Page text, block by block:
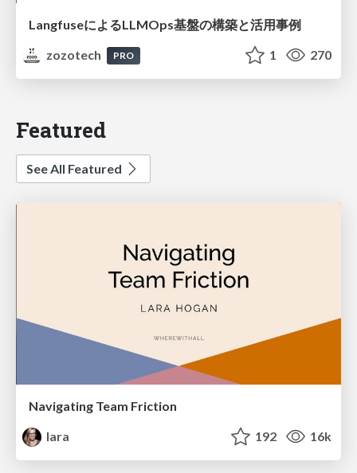
LangfuseによるLLMOps基盤の構築と活用事例
zozotech
PRO 1 270
Featured
See All Featured
Navigating Team Friction
lara
192 16k